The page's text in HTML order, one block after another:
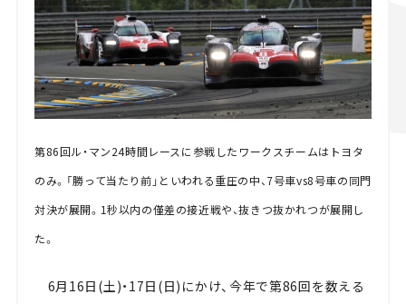
第86回ル・マン24時間レースに参戦したワークスチームはトヨタ
のみ。「勝って当たり前」といわれる重圧の中、7号車vs8号車の同門
対決が展開。1秒以内の僅差の接近戦や、抜きつ抜かれつが展開し
た。
6月16日(土)・17日(日)にかけ、今年で第86回を数える